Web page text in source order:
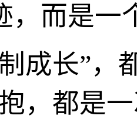
，而是一
成长”，
，都是